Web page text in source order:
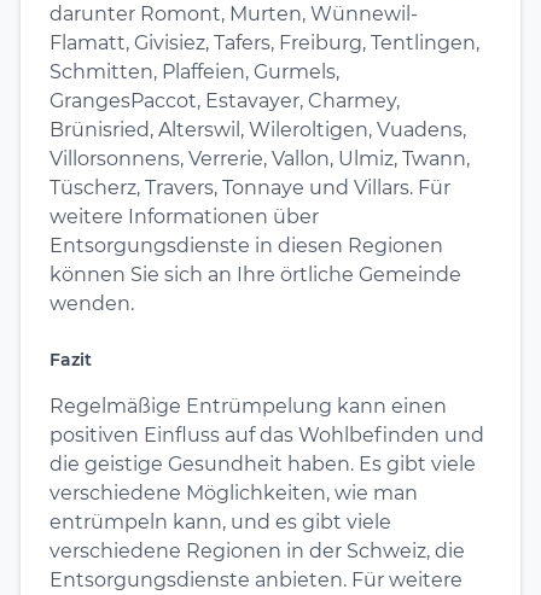
darunter Romont, Murten, Wünnewil-
Flamatt, Givisiez, Tafers, Freiburg, Tentlingen,
Schmitten, Plaffeien, Gurmels,
GrangesPaccot, Estavayer, Charmey,
Brünisried, Alterswil, Wileroltigen, Vuadens,
Villorsonnens, Verrerie, Vallon, Ulmiz, Twann,
Tüscherz, Travers, Tonnaye und Villars. Für
weitere Informationen über
Entsorgungsdienste in diesen Regionen
können Sie sich an Ihre örtliche Gemeinde
wenden.
Fazit
Regelmäßige Entrümpelung kann einen
positiven Einfluss auf das Wohlbefinden und
die geistige Gesundheit haben. Es gibt viele
verschiedene Möglichkeiten, wie man
entrümpeln kann, und es gibt viele
verschiedene Regionen in der Schweiz, die
Entsorgungsdienste anbieten. Für weitere